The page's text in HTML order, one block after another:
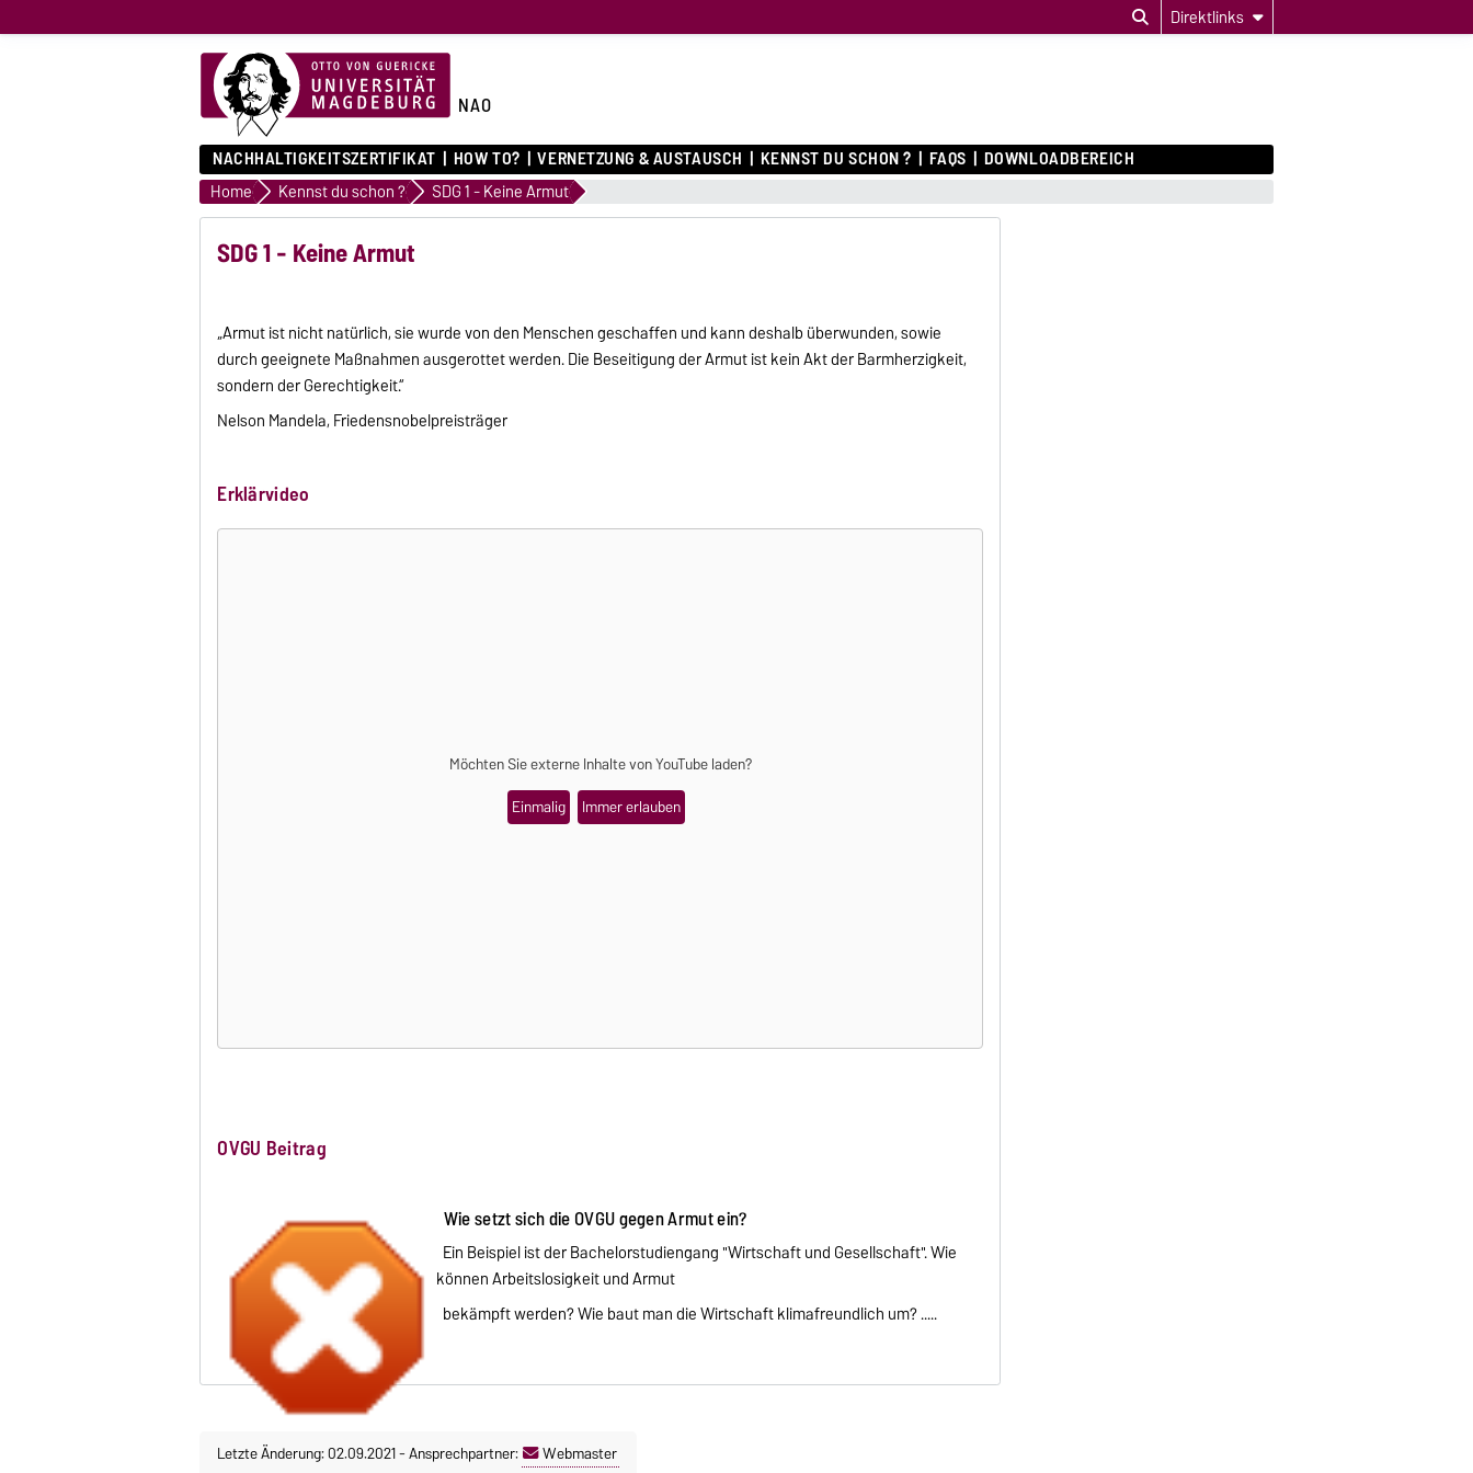
Direktlinks
NAO
NACHHALTIGKEITSZERTIFIKAT HOW TO? VERNETZUNG & AUSTAUSCH KENNST DU SCHON ? FAQS DOWNLOADBEREICH
Home Kennst du schon ? SDG 1 - Keine Armut
SDG 1 - Keine Armut
„Armut ist nicht natürlich, sie wurde von den Menschen geschaffen und kann deshalb überwunden, sowie
durch geeignete Maßnahmen ausgerottet werden. Die Beseitigung der Armut ist kein Akt der Barmherzigkeit,
sondern der Gerechtigkeit.“
Nelson Mandela, Friedensnobelpreisträger
Erklärvideo
Möchten Sie externe Inhalte vonYouTubeladen?
Einmalig
Immer erlauben
OVGU Beitrag
Wie setzt sich die OVGU gegen Armut ein?
Ein Beispiel ist der Bachelorstudiengang "Wirtschaft und Gesellschaft". Wie
können Arbeitslosigkeit und Armut
bekämpft werden? Wie baut man die Wirtschaft klimafreundlich um? .....
Letzte Änderung: 02.09.2021-Ansprechpartner: Webmaster